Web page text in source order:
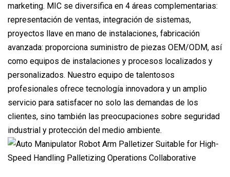
marketing. MIC se diversifica en 4 áreas complementarias:
representación de ventas, integración de sistemas,
proyectos llave en mano de instalaciones, fabricación
avanzada: proporciona suministro de piezas OEM/ODM, así
como equipos de instalaciones y procesos localizados y
personalizados. Nuestro equipo de talentosos
profesionales ofrece tecnología innovadora y un amplio
servicio para satisfacer no solo las demandas de los
clientes, sino también las preocupaciones sobre seguridad
industrial y protección del medio ambiente.